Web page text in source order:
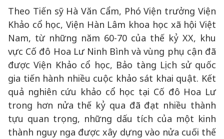
Theo Tiến sỹ Hà Văn Cẩm, Phó Viện trưởng Viện
Khảo cổ học, Viện Hàn Lâm khoa học xã hội Việt
Nam, từ những năm 60-70 của thế kỷ XX, khu
vực Cố đô Hoa Lư Ninh Bình và vùng phụ cận đã
được Viện Khảo cổ học, Bảo tàng Lịch sử quốc
gia tiến hành nhiều cuộc khảo sát khai quật. Kết
quả nghiên cứu khảo cổ học tại Cố đô Hoa Lư
trong hơn nửa thế kỷ qua đã đạt nhiều thành
tựu quan trọng, những dấu tích của một kinh
thành nguy nga được xây dựng vào nửa cuối thế